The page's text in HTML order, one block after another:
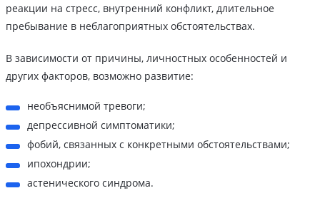
реакции на стресс, внутренний конфликт, длительное
пребывание в неблагоприятных обстоятельствах.
В зависимости от причины, личностных особенностей и
других факторов, возможно развитие:
необъяснимой тревоги;
депрессивной симптоматики;
фобий, связанных с конкретными обстоятельствами;
ипохондрии;
астенического синдрома.